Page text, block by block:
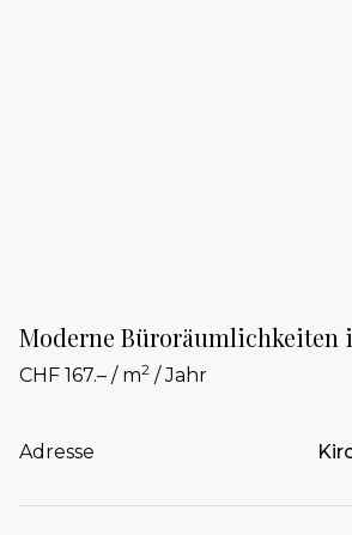
Moderne Büroräumlichkeiten
CHF 167.– / m2 / Jahr
Adresse